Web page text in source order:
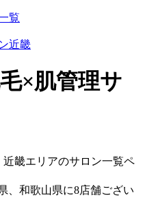
覧
近畿
×肌管理サ
畿エリアのサロン一覧ペ
、和歌山県に8店舗ござい